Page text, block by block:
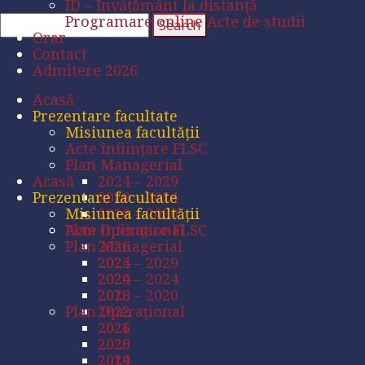
ID – Învățământ la distanță
Programare online Acte de studii
Orar
Contact
Admitere 2026
Acasă
Prezentare facultate
Misiunea facultății
Acte înființare FLSC
Plan Managerial
2024 – 2029
2020 – 2024
2016 – 2020
Plan Operațional
2026
2025
2024
2023
2022
2021
2020
2019
Acasă
Prezentare facultate
Misiunea facultății
Acte înființare FLSC
Plan Managerial
2024 – 2029
2020 – 2024
2016 – 2020
Plan Operațional
2026
2025
2024